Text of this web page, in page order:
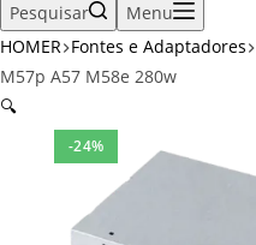
Pesquisar
Menu
HOMER Fontes e Adaptadores
M57p A57 M58e 280w
-24%
🔍